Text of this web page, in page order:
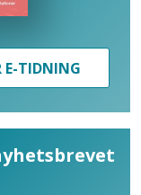
E-TIDNING